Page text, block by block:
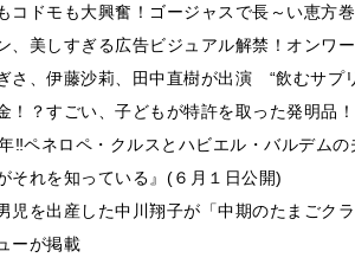
コドモも大興奮！ゴージャスで長～い恵方
、美しすぎる広告ビジュアル解禁！オンワ
さ、伊藤沙莉、田中直樹が出演 “飲むサプ
！？すごい、子どもが特許を取った発明品！
‼ペネロペ・クルスとハビエル・バルデム
それを知っている』(６月１日公開)
児を出産した中川翔子が「中期のたまごク
ーが掲載